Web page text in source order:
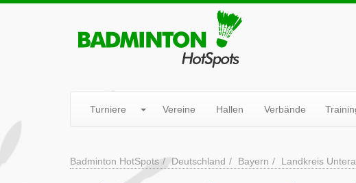
Turniere Vereine Hallen Verbände
Badminton HotSpots Deutschland Bayern Landkreis